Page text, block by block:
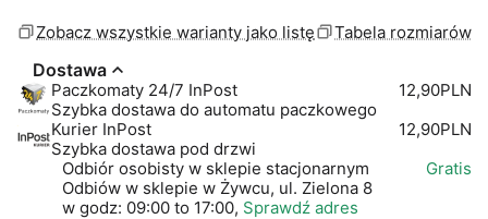
Zobacz wszystkie warianty jako listę Tabela rozmiarów
Dostawa
Paczkomaty 24/7 InPost
Szybka dostawa do automatu paczkowego
12,90PLN
Kurier InPost
Szybka dostawa pod drzwi
12,90PLN
Odbiór osobisty w sklepie stacjonarnym
Odbiów w sklepie w Żywcu, ul. Zielona 8
w godz: 09:00 to 17:00, Sprawdź adres
Gratis